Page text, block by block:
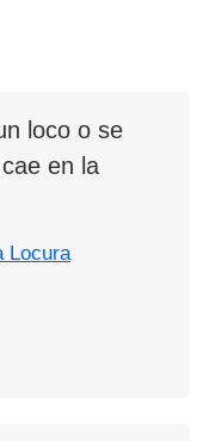
loco o se
en la
Locura